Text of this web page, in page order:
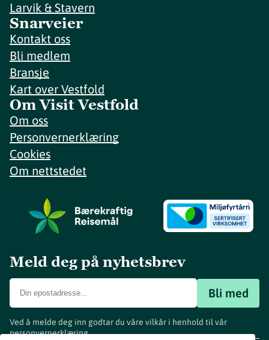
Larvik & Stavern
Snarveier
Kontakt oss
Bli medlem
Bransje
Kart over Vestfold
Om Visit Vestfold
Om oss
Personvernerklæring
Cookies
Om nettstedet
Meld deg på nyhetsbrev
Bli med
Ved å melde deg inn godtar du våre vilkår i henhold til vår
personvernerklæring.